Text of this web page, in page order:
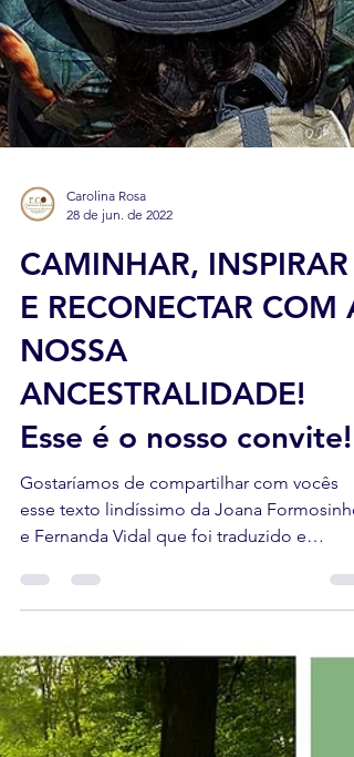
28 de jun. de 2022
CAMINHAR, INSPIRAR
E RECONECTAR COM A
NOSSA
ANCESTRALIDADE!
Esse é o nosso convite!
Gostaríamos de compartilhar com vocês
esse texto lindíssimo da Joana Formosinho
e Fernanda Vidal que foi traduzido e
inspirado no texto...